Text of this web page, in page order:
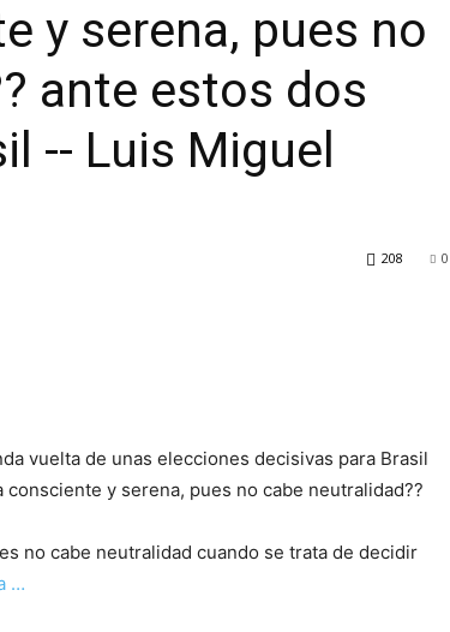
y serena, pues no
ante estos dos
-- Luis Miguel
0
208
vuelta de unas elecciones decisivas para Brasil
y serena, pues no cabe neutralidad??
no cabe neutralidad cuando se trata de decidir
…